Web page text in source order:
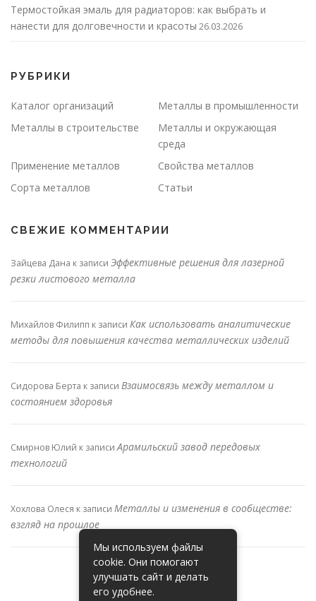
Термостойкая эмаль для радиаторов: как выбрать и
нанести для долговечности и красоты 26.03.2026
РУБРИКИ
Каталог организаций
Металлы в промышленности
Металлы в строительстве
Металлы и окружающая
среда
Применение металлов
Свойства металлов
Сорта металлов
Статьи
СВЕЖИЕ КОММЕНТАРИИ
Зайцева Дана к записи Эффективные решения для лазерной
резки листового металла
Михайлов Филипп к записи Как использовать аналитические
методы для повышения качества металлических изделий
Сидорова Берта к записи Взаимосвязь между металлом и
состоянием здоровья
Смирнов Юлий к записиАрамильский завод передовых
технологий
Хохлова Олеся к записи Металлы и изменения в сообществе:
взгляд на прошлое
Мы используем файлы
cookie. Они помогают
улучшать сайт и делать
его удобнее.